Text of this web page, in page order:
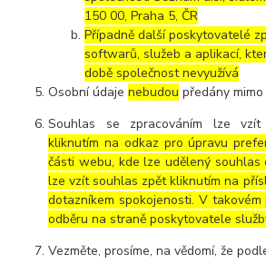
150 00, Praha 5, ČR
Případně další poskytovatelé
softwarů, služeb a aplikací,
době společnost nevyužívá
Osobní údajenebudou předány mimo
Souhlas se zpracováním lze
kliknutím na odkaz pro úpravu
části webu, kde lze udělený
lze vzít souhlas zpět kliknutím na
dotazníkem spokojenosti. V
odběru na straně poskytovatele
Vezměte, prosíme, na vědomí, že